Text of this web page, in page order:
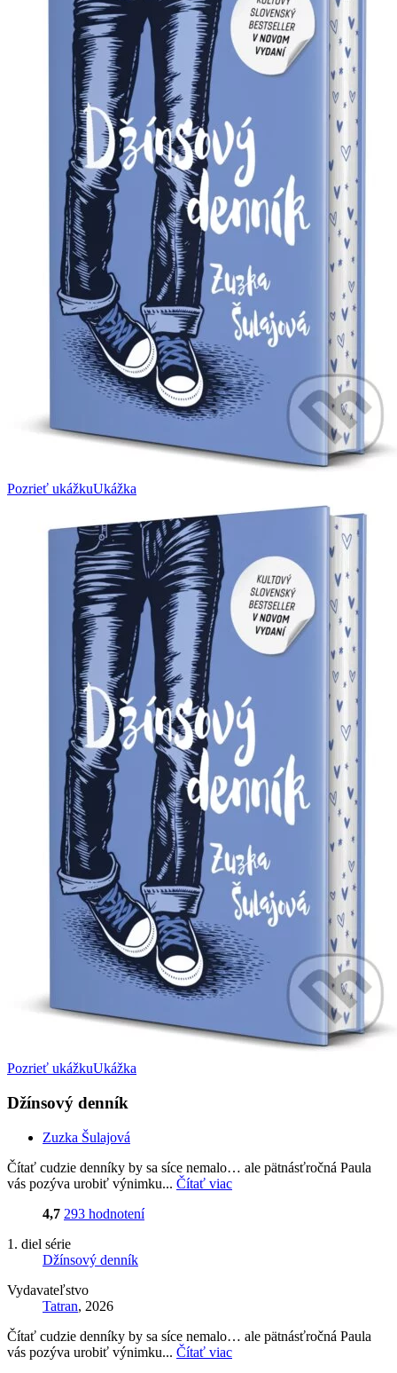
Pozrieť ukážkuUkážka
Pozrieť ukážkuUkážka
Džínsový denník
Zuzka Šulajová
Čítať cudzie denníky by sa síce nemalo… ale pätnásťročná Paula
vás pozýva urobiť výnimku... Čítať viac
4,7 293 hodnotení
1. diel série
Džínsový denník
Vydavateľstvo
Tatran, 2026
Čítať cudzie denníky by sa síce nemalo… ale pätnásťročná Paula
vás pozýva urobiť výnimku... Čítať viac